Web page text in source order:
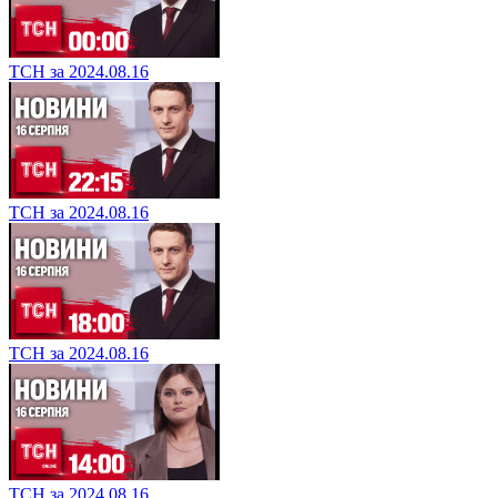
ТСН за 2024.08.16
ТСН за 2024.08.16
ТСН за 2024.08.16
ТСН за 2024.08.16